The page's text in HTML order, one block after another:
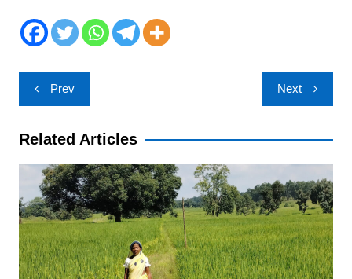
Post
navigation
Prev Next
Related Articles